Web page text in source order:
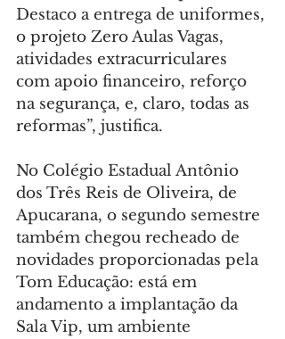
Destaco a entrega de uniformes,
o projeto Zero Aulas Vagas,
atividades extracurriculares
com apoio financeiro, reforço
na segurança, e, claro, todas as
reformas”, justifica.
No Colégio Estadual Antônio
dos Três Reis de Oliveira, de
Apucarana, o segundo semestre
também chegou recheado de
novidades proporcionadas pela
Tom Educação: está em
andamento a implantação da
Sala Vip, um ambiente